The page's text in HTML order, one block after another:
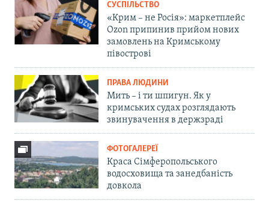
СУСПІЛЬСТВО
«Крим – не Росія»: маркетплейс
Ozon припинив прийом нових
замовлень на Кримському
півострові
ПРАВА ЛЮДИНИ
Мить – і ти шпигун. Як у
кримських судах розглядають
звинувачення в держзраді
ФОТОГАЛЕРЕЇ
Краса Сімферопольського
водосховища та занедбаність
довкола